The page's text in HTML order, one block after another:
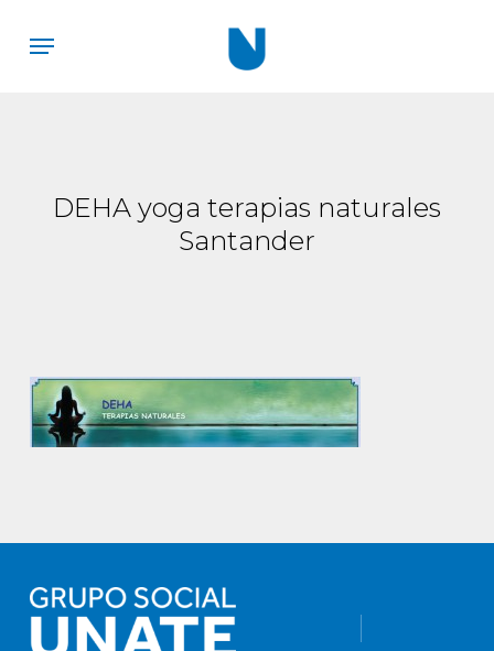
Menu
DEHA yoga terapias naturales
Santander